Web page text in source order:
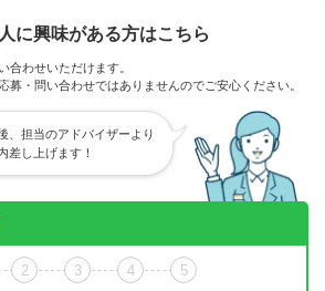
に興味がある方はこちら
合わせいただけます。
募・問い合わせではありませんのでご安心ください。
、担当のアドバイザーより
差し上げます！
2 3 4 5